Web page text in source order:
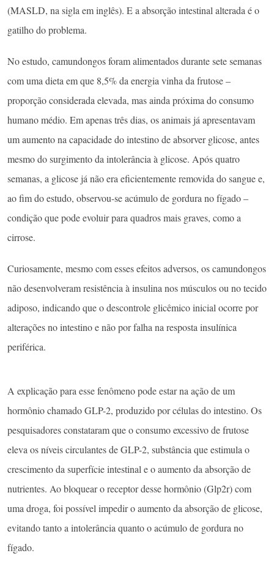
(MASLD, na sigla em inglês). E a absorção intestinal alterada é o
gatilho do problema.
No estudo, camundongos foram alimentados durante sete semanas
com uma dieta em que 8,5% da energia vinha da frutose –
proporção considerada elevada, mas ainda próxima do consumo
humano médio. Em apenas três dias, os animais já apresentavam
um aumento na capacidade do intestino de absorver glicose, antes
mesmo do surgimento da intolerância à glicose. Após quatro
semanas, a glicose já não era eficientemente removida do sangue e,
ao fim do estudo, observou-se acúmulo de gordura no fígado –
condição que pode evoluir para quadros mais graves, como a
cirrose.
Curiosamente, mesmo com esses efeitos adversos, os camundongos
não desenvolveram resistência à insulina nos músculos ou no tecido
adiposo, indicando que o descontrole glicêmico inicial ocorre por
alterações no intestino e não por falha na resposta insulínica
periférica.
A explicação para esse fenômeno pode estar na ação de um
hormônio chamado GLP-2, produzido por células do intestino. Os
pesquisadores constataram que o consumo excessivo de frutose
eleva os níveis circulantes de GLP-2, substância que estimula o
crescimento da superfície intestinal e o aumento da absorção de
nutrientes. Ao bloquear o receptor desse hormônio (Glp2r) com
uma droga, foi possível impedir o aumento da absorção de glicose,
evitando tanto a intolerância quanto o acúmulo de gordura no
fígado.